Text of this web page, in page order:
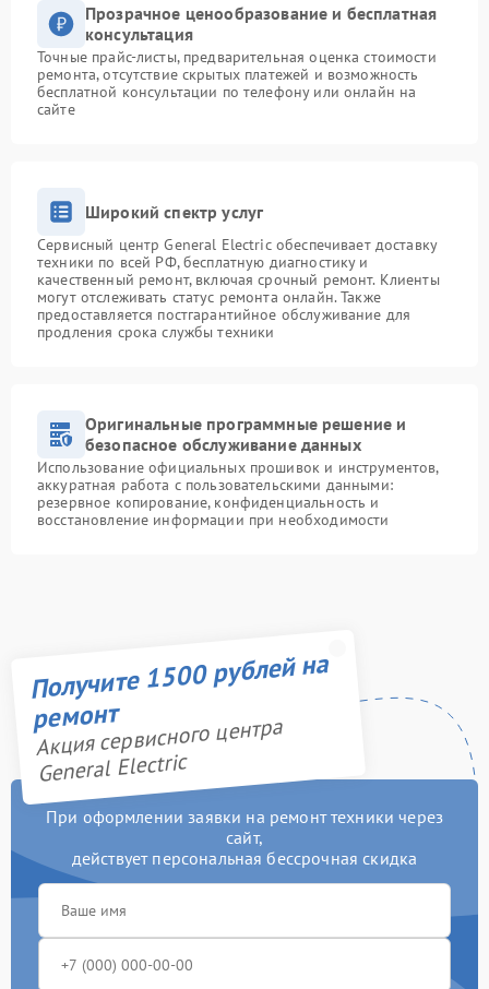
Прозрачное ценообразование и бесплатная
консультация
Точные прайс-листы, предварительная оценка стоимости
ремонта, отсутствие скрытых платежей и возможность
бесплатной консультации по телефону или онлайн на
сайте
Широкий спектр услуг
Сервисный центр General Electric обеспечивает доставку
техники по всей РФ, бесплатную диагностику и
качественный ремонт, включая срочный ремонт. Клиенты
могут отслеживать статус ремонта онлайн. Также
предоставляется постгарантийное обслуживание для
продления срока службы техники
Оригинальные программные решение и
безопасное обслуживание данных
Использование официальных прошивок и инструментов,
аккуратная работа с пользовательскими данными:
резервное копирование, конфиденциальность и
восстановление информации при необходимости
Получите 1500 рублей на
ремонт
Акция сервисного центра
General Electric
При оформлении заявки на ремонт техники через
сайт,
действует персональная бессрочная скидка